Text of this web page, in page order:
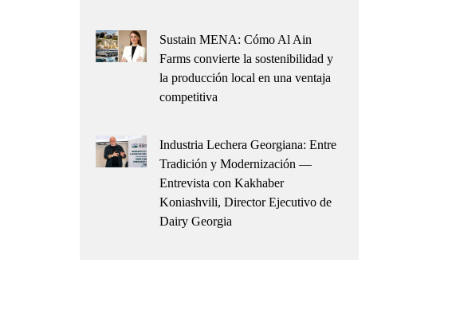
Sustain MENA: Cómo Al Ain
Farms convierte la sostenibilidad y
la producción local en una ventaja
competitiva
Industria Lechera Georgiana: Entre
Tradición y Modernización —
Entrevista con Kakhaber
Koniashvili, Director Ejecutivo de
Dairy Georgia